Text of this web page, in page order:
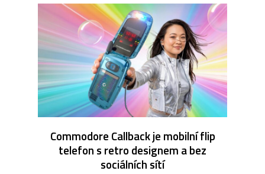
Commodore Callback je mobilní flip
telefon s retro designem a bez
sociálních sítí